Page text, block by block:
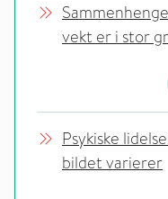
vekt er i stor
Psykiske
bildet varierer